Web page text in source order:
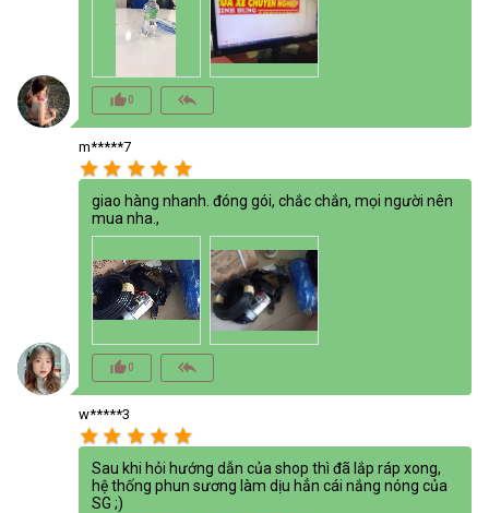
thumb_up_alt0 reply_all
m*****7
star star star star star
giao hàng nhanh. đóng gói, chắc chắn, mọi người nên
mua nha.,
thumb_up_alt0 reply_all
w*****3
star star star star star
Sau khi hỏi hướng dẫn của shop thì đã lắp ráp xong,
hệ thống phun sương làm dịu hẳn cái nắng nóng của
SG ;)